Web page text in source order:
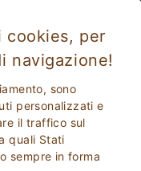
cookies, per
navigazione!
sono
personalizzati e
il traffico sul
quali Stati
sempre in forma
Letto
PRENOTA
Ottimo
8.3